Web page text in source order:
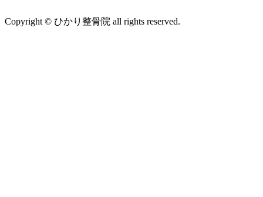
Copyright © ひかり整骨院 all rights reserved.